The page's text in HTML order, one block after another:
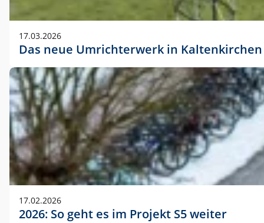
17.03.2026
Das neue Umrichterwerk in Kaltenkirchen
17.02.2026
2026: So geht es im Projekt S5 weiter